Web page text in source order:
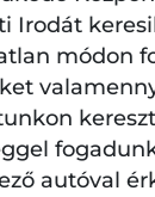
Irodát
módon
autóval